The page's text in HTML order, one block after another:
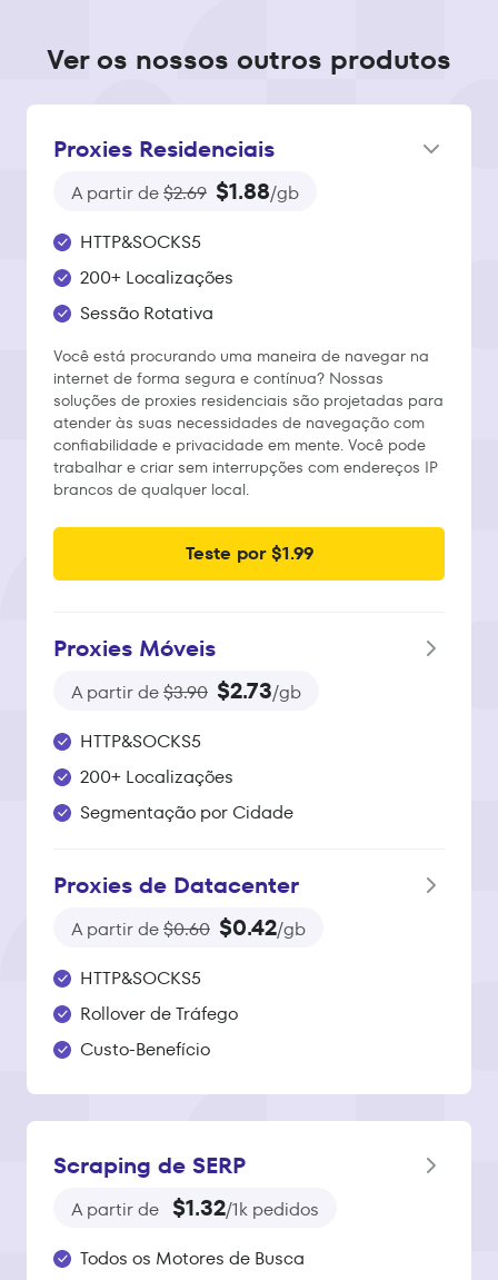
Ver os nossos outros produtos
Proxies Residenciais
A partir de$2.69 $1.88/gb
HTTP&SOCKS5
200+ Localizações
Sessão Rotativa
Você está procurando uma maneira de navegar na
internet de forma segura e contínua? Nossas
soluções de proxies residenciais são projetadas para
atender às suas necessidades de navegação com
confiabilidade e privacidade em mente. Você pode
trabalhar e criar sem interrupções com endereços IP
brancos de qualquer local.
Teste por $1.99
Proxies Móveis
A partir de$3.90 $2.73/gb
HTTP&SOCKS5
200+ Localizações
Segmentação por Cidade
Proxies de Datacenter
A partir de$0.60 $0.42/gb
HTTP&SOCKS5
Rollover de Tráfego
Custo-Benefício
Scraping de SERP
A partir de $1.32/1k pedidos
Todos os Motores de Busca